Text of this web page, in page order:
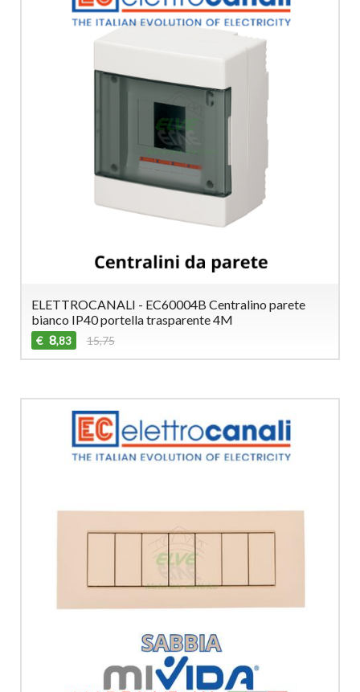
ELETTROCANALI - EC60004B Centralino parete
bianco IP40 portella trasparente 4M
€ 8,83 15,75